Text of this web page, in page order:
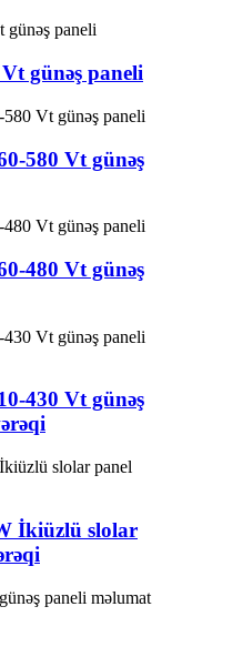
günəş paneli
580 Vt günəş
480 Vt günəş
430 Vt günəş
İkiüzlü slolar